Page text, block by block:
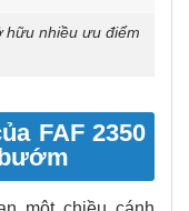
hữu nhiều ưu điểm
FAF 2350